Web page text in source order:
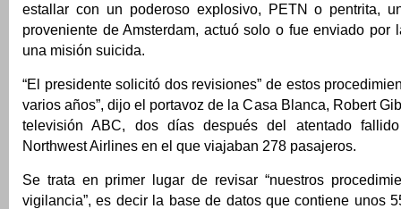
estallar con un poderoso explosivo, PETN o pentrita,
proveniente de Amsterdam, actuó solo o fue enviado por
una misión suicida.
“El presidente solicitó dos revisiones” de estos
varios años”, dijo el portavoz de la Casa Blanca, Robert
televisión ABC, dos días después del atentado
Northwest Airlines en el que viajaban 278 pasajeros.
Se trata en primer lugar de revisar “nuestros
vigilancia”, es decir la base de datos que contiene unos